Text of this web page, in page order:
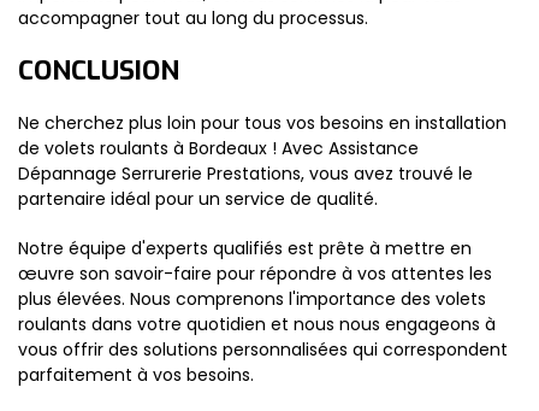
accompagner tout au long du processus.
CONCLUSION
Ne cherchez plus loin pour tous vos besoins en installation
de volets roulants à Bordeaux ! Avec Assistance
Dépannage Serrurerie Prestations, vous avez trouvé le
partenaire idéal pour un service de qualité.
Notre équipe d'experts qualifiés est prête à mettre en
œuvre son savoir-faire pour répondre à vos attentes les
plus élevées. Nous comprenons l'importance des volets
roulants dans votre quotidien et nous nous engageons à
vous offrir des solutions personnalisées qui correspondent
parfaitement à vos besoins.